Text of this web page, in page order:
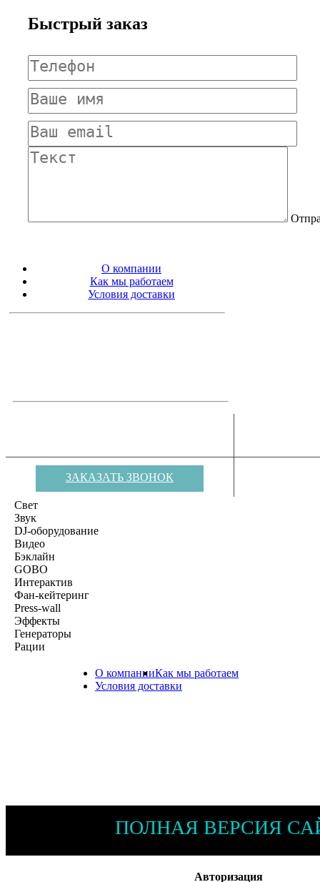
Быстрый заказ
О компании
Как мы работаем
Условия доставки
ЗАКАЗАТЬ ЗВОНОК
Свет
Звук
DJ-оборудование
Видео
Бэклайн
GOBO
Интерактив
Фан-кейтеринг
Press-wall
Эффекты
Генераторы
Рации
О компанииКак мы работаем
Условия доставки
ПОЛНАЯ ВЕРСИЯ
Авторизация